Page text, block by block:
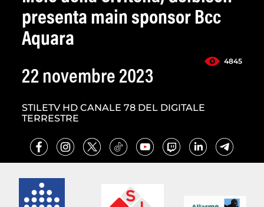
presenta main sponsor Bcc
Aquara
4845
22 novembre 2023
STILETV HD CANALE 78 DEL DIGITALE
TERRESTRE